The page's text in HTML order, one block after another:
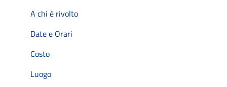
A chi è rivolto
Date e Orari
Costo
Luogo